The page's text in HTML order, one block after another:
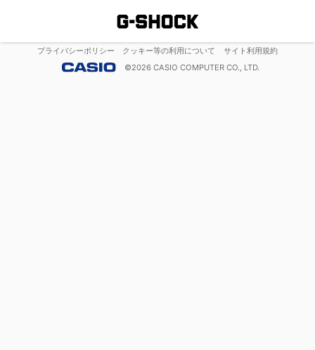
プライバシーポリシー クッキー等の利用について
サイト利用規約
©2026 CASIO COMPUTER CO., LTD.